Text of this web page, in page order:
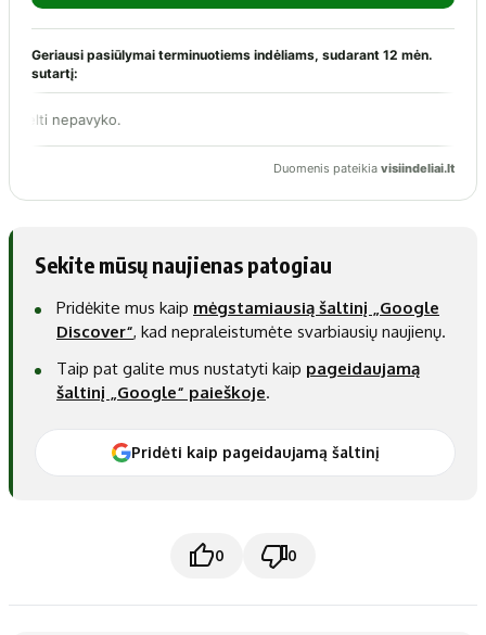
Sekite mūsų naujienas patogiau
Pridėkite mus kaip mėgstamiausią šaltinį „Google
Discover“, kad nepraleistumėte svarbiausių naujienų.
Taip pat galite mus nustatyti kaip pageidaujamą
šaltinį „Google“ paieškoje.
Pridėti kaip pageidaujamą šaltinį
0 0